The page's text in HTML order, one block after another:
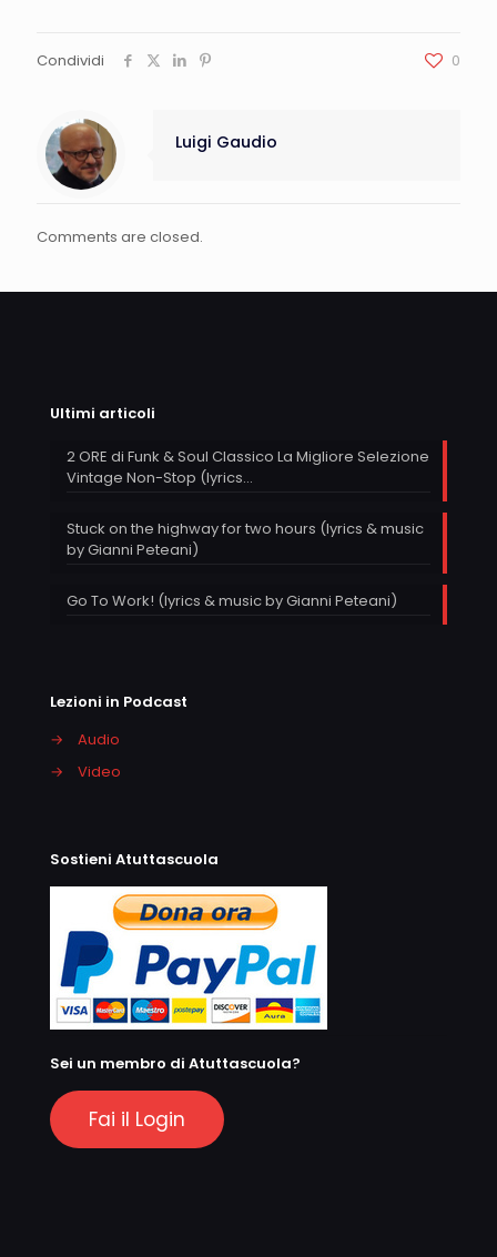
Condividi 0
Luigi Gaudio
Comments are closed.
Ultimi articoli
2 ORE di Funk & Soul Classico La Migliore Selezione
Vintage Non-Stop (lyrics…
Stuck on the highway for two hours (lyrics & music
by Gianni Peteani)
Go To Work! (lyrics & music by Gianni Peteani)
Lezioni in Podcast
→
Audio
→
Video
Sostieni Atuttascuola
Sei un membro di Atuttascuola?
Fai il Login